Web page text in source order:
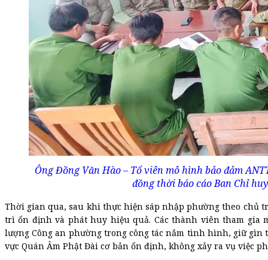
Ông Đồng Văn Hào – Tổ viên mô hình bảo đảm
đồng thời báo cáo Ban Chỉ
Thời gian qua, sau khi thực hiện sáp nhập phường theo chủ
trì ổn định và phát huy hiệu quả. Các thành viên tham
lượng Công an phường trong công tác nắm tình hình, giữ
vực Quán Âm Phật Đài cơ bản ổn định, không xảy ra vụ việc